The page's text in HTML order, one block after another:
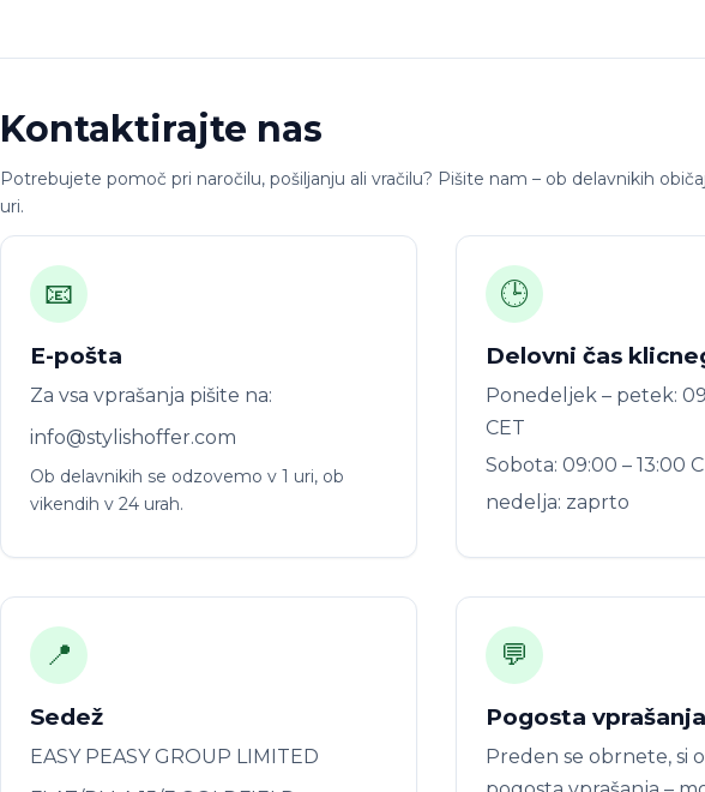
Kontaktirajte nas
Potrebujete pomoč pri naročilu, pošiljanju ali vračilu? Pišite nam – ob delavnikih
uri.
📧
E-pošta
Za vsa vprašanja pišite na:
info@stylishoffer.com
Ob delavnikih se odzovemo v 1 uri, ob
vikendih v 24 urah.
🕒
Delovni čas
Ponedeljek – petek:
CET
Sobota: 09:00 – 13:00
nedelja: zaprto
📍
Sedež
EASY PEASY GROUP LIMITED
💬
Pogosta vprašanja
Preden se obrnete, si